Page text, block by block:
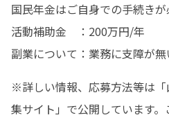
国民年金はご自身での手続き
活動補助金　：200万円/年
副業について：業務に支障が
※詳しい情報、応募方法等は
集サイト」で公開しています